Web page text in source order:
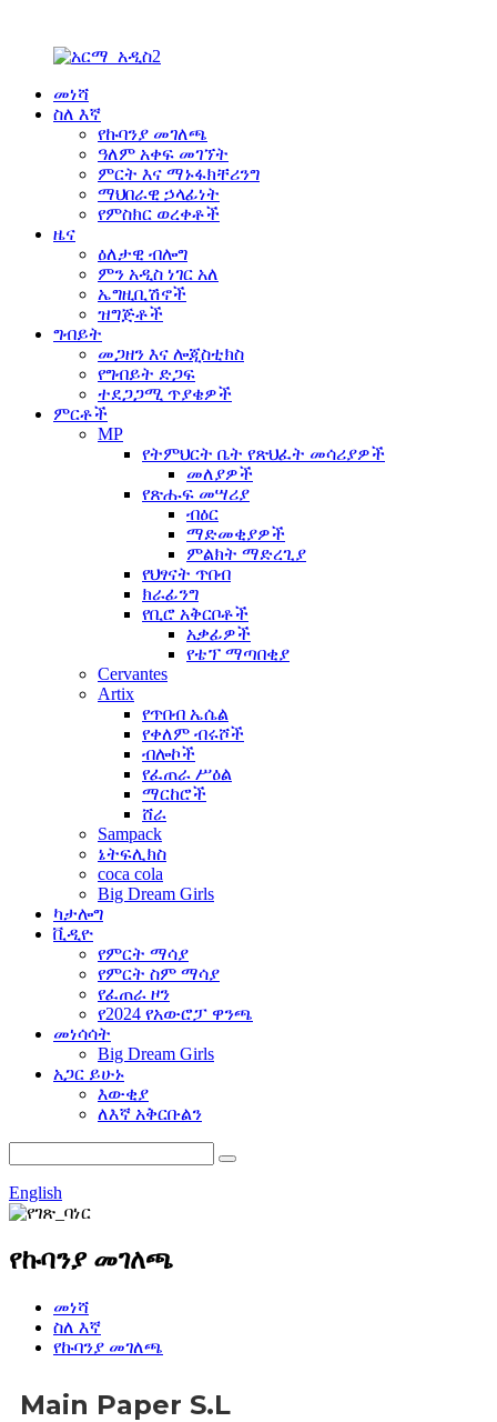
መነሻ
ስለ እኛ
የኩባንያ መገለጫ
ዓለም አቀፍ መገኘት
ምርት እና ማኑፋክቸሪንግ
ማህበራዊ ኃላፊነት
የምስክር ወረቀቶች
ዜና
ዕለታዊ ብሎግ
ምን አዲስ ነገር አለ
ኤግዚቢሽኖች
ዝግጅቶች
ግብይት
መጋዘን እና ሎጂስቲክስ
የግብይት ድጋፍ
ተደጋጋሚ ጥያቄዎች
ምርቶች
MP
የትምህርት ቤት የጽህፈት መሳሪያዎች
መለያዎች
የጽሑፍ መሣሪያ
ብዕር
ማድመቂያዎች
ምልክት ማድረጊያ
የህፃናት ጥበብ
ክራፊንግ
የቢሮ አቅርቦቶች
አቃፊዎች
የቴፕ ማጣበቂያ
Cervantes
Artix
የጥበብ ኤሴል
የቀለም ብሩሾች
ብሎኮች
የፈጠራ ሥዕል
ማርከሮች
ሸራ
Sampack
ኔትፍሊክስ
coca cola
Big Dream Girls
ካታሎግ
ቪዲዮ
የምርት ማሳያ
የምርት ስም ማሳያ
የፈጠራ ዞን
የ2024 የአውሮፓ ዋንጫ
መነሳሳት
Big Dream Girls
አጋር ይሁኑ
እውቂያ
ለእኛ አቅርቡልን
English
የኩባንያ መገለጫ
መነሻ
ስለ እኛ
የኩባንያ መገለጫ
Main Paper S.L